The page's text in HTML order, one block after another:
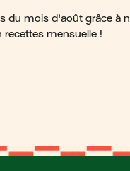
du mois d'août grâce à
recettes mensuelle !